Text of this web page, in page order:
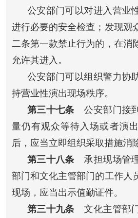
公安部门可以对进入营业
进行必要的安全检查；发现观
二条第一款禁止行为的，在消
允许其进入。
公安部门可以组织警力协
持营业性演出现场秩序。
第三十七条 公安部门接
量仍有观众等待入场或者演
后，应当立即组织采取措施消
第三十八条 承担现场管
部门和文化主管部门的工作人
现场，应当出示值勤证件。
第三十九条 文化主管部